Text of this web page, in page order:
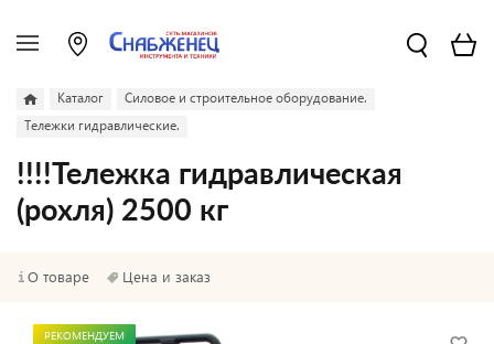
Каталог
Силовое и строительное оборудование.
Тележки гидравлические.
!!!!Тележка гидравлическая
(рохля) 2500 кг
О товаре Цена и заказ
РЕКОМЕНДУЕМ